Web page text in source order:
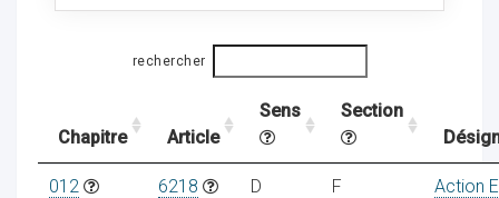
rechercher
Chapitre Article
Sens
Section
012 6218 D F
Action